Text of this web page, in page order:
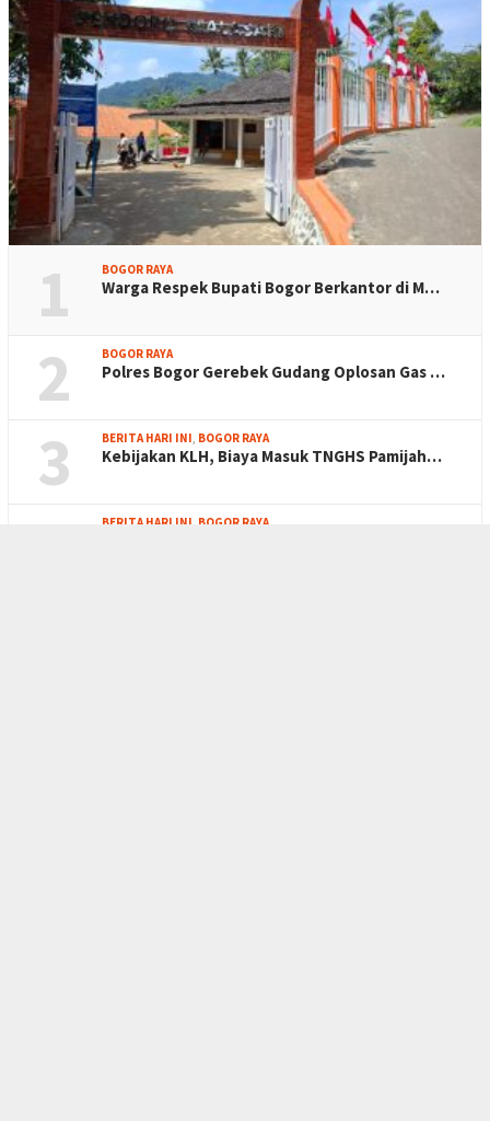
1 BOGOR RAYA
Warga Respek Bupati Bogor Berkantor di M…
2 BOGOR RAYA
Polres Bogor Gerebek Gudang Oplosan Gas …
3 BERITA HARI INI, BOGOR RAYA
Kebijakan KLH, Biaya Masuk TNGHS Pamijah…
BERITA HARI INI BOGOR RAYA